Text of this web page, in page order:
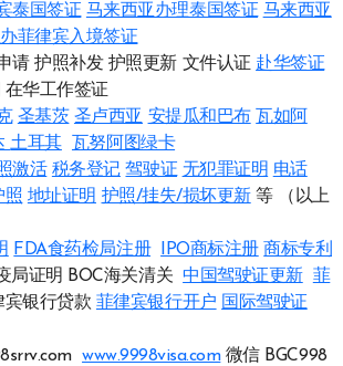
泰国签证 马来西亚办理泰国签证 马来西亚
菲律宾入境签证
请 护照补发 护照更新 文件认证 赴华签证
华工作签证
圣基茨 圣卢西亚 安提瓜和巴布 瓦如阿
土耳其
瓦努阿图绿卡
激活 税务登记 驾驶证 无犯罪证明 电话
照 地址证明 护照/挂失/损坏更新等 （以上
FDA食药检局注册 IPO商标注册 商标专利
局证明 BOC海关清关中国驾驶证更新 菲
宾银行贷款 菲律宾银行开户 国际驾驶证
www.9998visa.com微信 BGC998